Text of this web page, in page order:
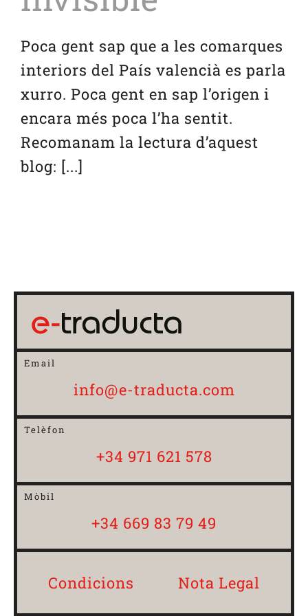
Blog
Contacte
Poca gent sap que a les comarques
interiors del País valencià es parla
xurro. Poca gent en sap l’origen i
encara més poca l’ha sentit.
Recomanam la lectura d’aquest
blog: [...]
Email
info@e-traducta.com
Telèfon
+34 971 621 578
Mòbil
+34 669 83 79 49
Condicions Nota Legal